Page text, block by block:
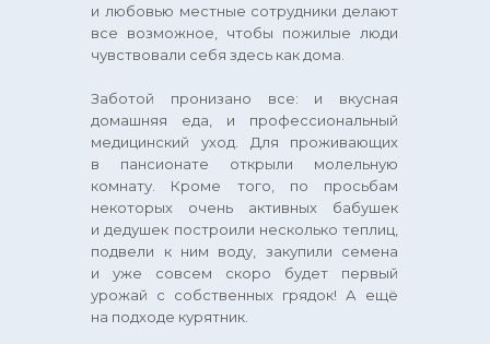
и любовью местные сотрудники делают
все возможное, чтобы пожилые люди
чувствовали себя здесь как дома.
Заботой пронизано все: и вкусная
домашняя еда, и профессиональный
медицинский уход. Для проживающих
в пансионате открыли молельную
комнату. Кроме того, по просьбам
некоторых очень активных бабушек
и дедушек построили несколько теплиц,
подвели к ним воду, закупили семена
и уже совсем скоро будет первый
урожай с собственных грядок! А ещё
на подходе курятник.